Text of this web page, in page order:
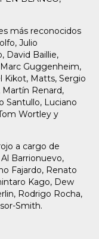
más reconocidos
Julio
David Baillie,
Guggenheim,
Kikot, Matts, Sergio
Martín Renard,
Santullo, Luciano
Wortley y
a cargo de
Barrionuevo,
Fajardo, Renato
Kago, Dew
Rodrigo Rocha,
Smith.